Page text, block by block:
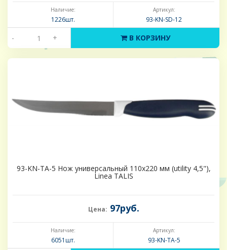
Наличие:
1226шт.
Артикул:
93-KN-SD-12
- + В КОРЗИНУ
93-KN-TA-5 Нож универсальный 110х220 мм (utility 4,5"),
Linea TALIS
Цена: 97руб.
Наличие:
6051шт.
Артикул:
93-KN-TA-5